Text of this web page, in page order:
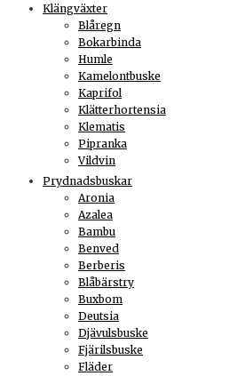
Klängväxter
Blåregn
Bokarbinda
Humle
Kamelontbuske
Kaprifol
Klätterhortensia
Klematis
Pipranka
Vildvin
Prydnadsbuskar
Aronia
Azalea
Bambu
Benved
Berberis
Blåbärstry
Buxbom
Deutsia
Djävulsbuske
Fjärilsbuske
Fläder